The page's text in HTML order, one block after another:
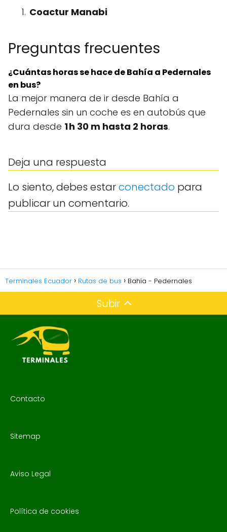
Coactur Manabi
Preguntas frecuentes
¿Cuántas horas se hace de Bahía a Pedernales
en bus?
La mejor manera de ir desde Bahía a
Pedernales sin un coche es en autobús que
dura desde 1 h 30 m hasta 2 horas.
Deja una respuesta
Lo siento, debes estarconectado para
publicar un comentario.
Terminales Ecuador Rutas de bus Bahía - Pedernales
Subir
Contacto
Sitemap
Aviso Legal
Política de cookies